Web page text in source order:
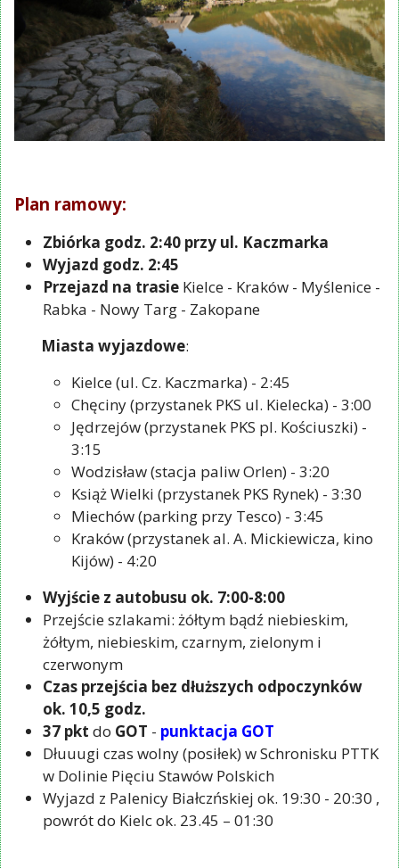
Plan ramowy:
Zbiórka godz. 2:40 przy ul. Kaczmarka
Wyjazd godz. 2:45
Przejazd na trasie Kielce - Kraków - Myślenice -
Rabka - Nowy Targ - Zakopane
Miasta wyjazdowe:
Kielce (ul. Cz. Kaczmarka) - 2:45
Chęciny (przystanek PKS ul. Kielecka) - 3:00
Jędrzejów (przystanek PKS pl. Kościuszki) -
3:15
Wodzisław (stacja paliw Orlen) - 3:20
Książ Wielki (przystanek PKS Rynek) - 3:30
Miechów (parking przy Tesco) - 3:45
Kraków (przystanek al. A. Mickiewicza, kino
Kijów) - 4:20
Wyjście z autobusu ok. 7:00-8:00
Przejście szlakami: żółtym bądź niebieskim,
żółtym, niebieskim, czarnym, zielonym i
czerwonym
Czas przejścia bez dłuższych odpoczynków
ok. 10,5 godz.
37 pkt do GOT - punktacja GOT
Dłuuugi czas wolny (posiłek) w Schronisku PTTK
w Dolinie Pięciu Stawów Polskich
Wyjazd z Palenicy Białczńskiej ok. 19:30 - 20:30 ,
powrót do Kielc ok. 23.45 – 01:30